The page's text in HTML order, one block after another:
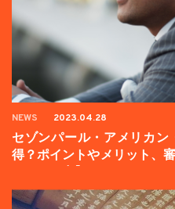
NEWS 2023.04.28
セゾンパール・アメリカ
得？ポイントやメリット、